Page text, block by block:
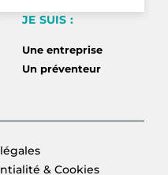
JE SUIS :
Une entreprise
Un préventeur
& Cookies